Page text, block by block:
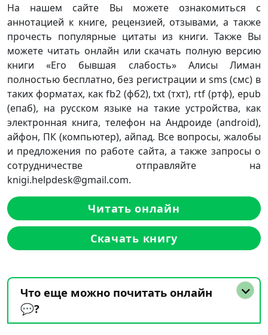
На нашем сайте Вы можете ознакомиться с
аннотацией к книге, рецензией, отзывами, а также
прочесть популярные цитаты из книги. Также Вы
можете читать онлайн или скачать полную версию
книги «Его бывшая слабость» Алисы Лиман
полностью бесплатно, без регистрации и sms (смс) в
таких форматах, как fb2 (фб2), txt (тхт), rtf (ртф), epub
(епаб), на русском языке на такие устройства, как
электронная книга, телефон на Андроиде (android),
айфон, ПК (компьютер), айпад. Все вопросы, жалобы
и предложения по работе сайта, а также запросы о
сотрудничестве отправляйте на
knigi.helpdesk@gmail.com.
Читать онлайн
Скачать книгу
Что еще можно почитать онлайн
💬?